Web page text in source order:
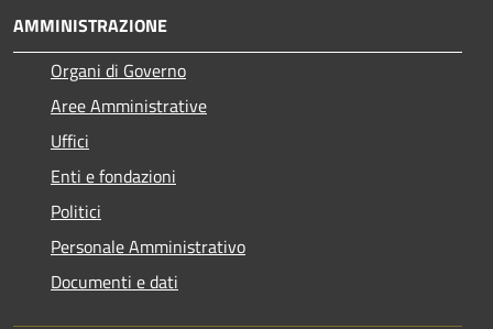
AMMINISTRAZIONE
Organi di Governo
Aree Amministrative
Uffici
Enti e fondazioni
Politici
Personale Amministrativo
Documenti e dati